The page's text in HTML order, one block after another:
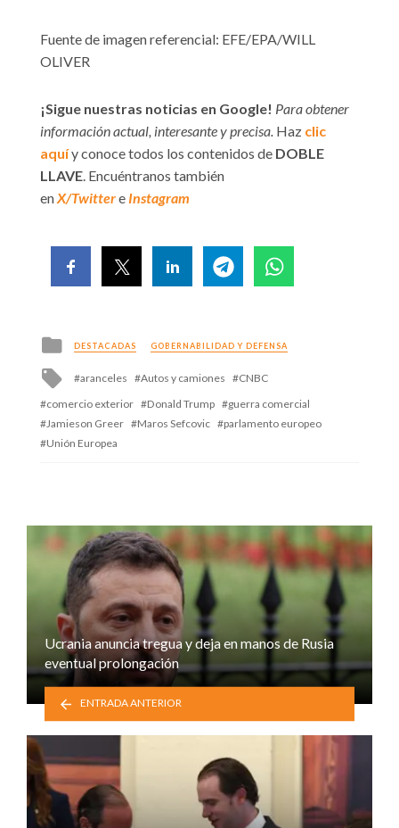
Fuente de imagen referencial: EFE/EPA/WILL
OLIVER
¡Sigue nuestras noticias en Google! Para obtener
información actual, interesante y precisa. Haz clic
aquíy conoce todos los contenidos de DOBLE
LLAVE. Encuéntranos también
enX/Twittere Instagram
Posted
in
DESTACADAS GOBERNABILIDAD Y DEFENSA
Tagged
aranceles Autos y camiones
CNBC
comercio exterior
Donald Trump
guerra comercial
Jamieson Greer
Maros Sefcovic
parlamento europeo
Unión Europea
Ucrania anuncia tregua y deja en manos de Rusia
eventual prolongación
ENTRADA ANTERIOR